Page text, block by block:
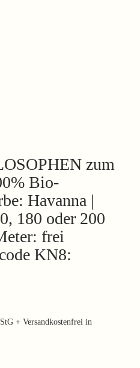
zum
Bio-
Havanna |
180 oder 200
frei
KN8:
+ Versandkostenfrei in